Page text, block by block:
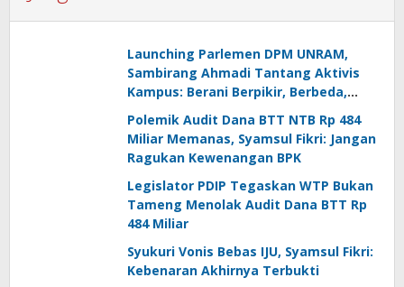
Launching Parlemen DPM UNRAM,
Sambirang Ahmadi Tantang Aktivis
Kampus: Berani Berpikir, Berbeda,
Mengawasi dan Melayani
Polemik Audit Dana BTT NTB Rp 484
Miliar Memanas, Syamsul Fikri: Jangan
Ragukan Kewenangan BPK
Legislator PDIP Tegaskan WTP Bukan
Tameng Menolak Audit Dana BTT Rp
484 Miliar
Syukuri Vonis Bebas IJU, Syamsul Fikri:
Kebenaran Akhirnya Terbukti